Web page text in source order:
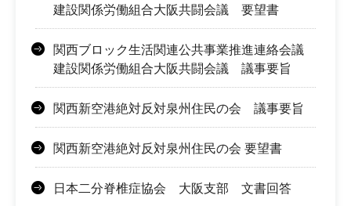
建設関係労働組合大阪共闘会議 要望書
関西ブロック生活関連公共事業推進連絡会議
建設関係労働組合大阪共闘会議 議事要旨
関西新空港絶対反対泉州住民の会 議事要旨
関西新空港絶対反対泉州住民の会 要望書
日本二分脊椎症協会 大阪支部 文書回答